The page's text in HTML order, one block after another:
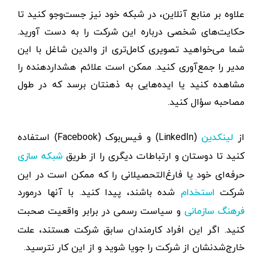
علاوه بر منابع آنلاین، در شبکه خود نیز جست‌وجو کنید تا
حکایت‌های شخصی درباره این شرکت را به دست آورید.
شما می‌خواهید تصویری کامل‌تری از والدین شاغل با این
مدیر را جمع‌آوری کنید. ممکن است علائم هشداردهنده را
مشاهده کنید یا ایده‌هایی به ذهنتان برسد که در طول
مصاحبه سؤال کنید.
از لینکدین
(LinkedIn) و فیس‌بوک (Facebook) استفاده
کنید تا دوستان و ارتباطات دیگری را از طریقشبکه سازی
حرفه‌ای خود یا فارغ‌التحصیلانی را که ممکن است در این
شرکت استخدام شده باشند، پیدا کنید. با آنها درمورد
فرهنگ سازمانی و سیاست رسمی در برابر واقعیت صحبت
کنید. اگر این افراد کارمندان سابق شرکت هستند، علت
خارج‌شدنشان از شرکت را جویا شوید و از این کار نترسید.